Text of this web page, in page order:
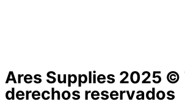
Ares Supplies 2025 ©
derechos reservados